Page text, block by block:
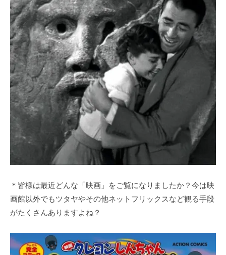
＊皆様は最近どんな「映画」をご覧になりましたか？今は映
画館以外でもツタヤやその他ネットフリックスなど観る手段
がたくさんありますよね？